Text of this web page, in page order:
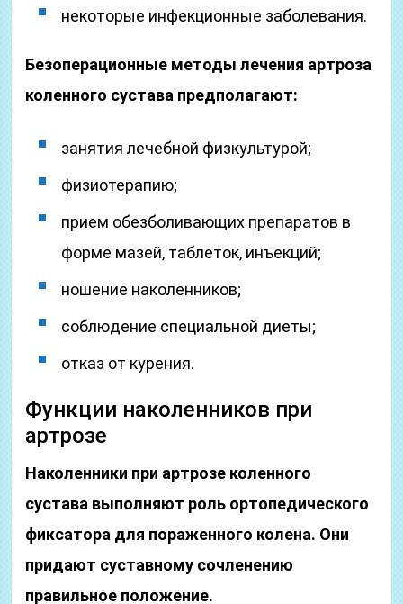
некоторые инфекционные заболевания.
Безоперационные методы лечения артроза
коленного сустава предполагают:
занятия лечебной физкультурой;
физиотерапию;
прием обезболивающих препаратов в
форме мазей, таблеток, инъекций;
ношение наколенников;
соблюдение специальной диеты;
отказ от курения.
Функции наколенников при
артрозе
Наколенники при артрозе коленного
сустава выполняют роль ортопедического
фиксатора для пораженного колена. Они
придают суставному сочленению
правильное положение.